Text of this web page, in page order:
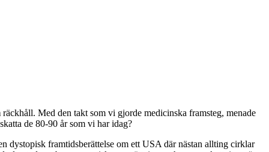
Med den takt som vi gjorde medicinska framsteg, menade
de 80-90 år som vi har idag?
dystopisk framtidsberättelse om ett USA där nästan allting cirklar